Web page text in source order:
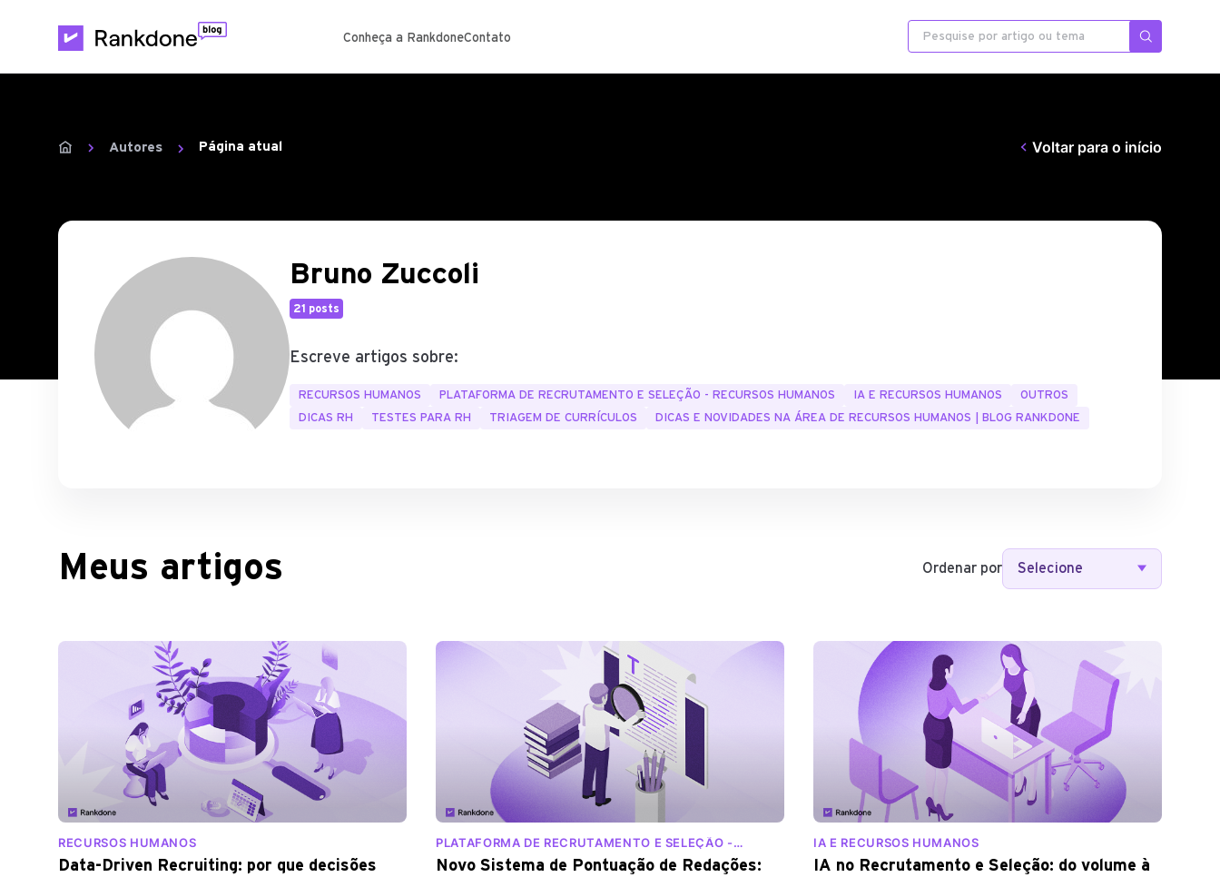
Conheça a RankdoneContato
Autores Página atual Voltar para o início
Bruno Zuccoli
21 posts
Escreve artigos sobre:
RECURSOS HUMANOS PLATAFORMA DE RECRUTAMENTO E SELEÇÃO - RECURSOS HUMANOS IA E RECURSOS HUMANOS
OUTROS
DICAS RH
TESTES PARA RH TRIAGEM DE CURRÍCULOS DICAS E NOVIDADES NA ÁREA DE RECURSOS HUMANOS | BLOG RANKDONE
Meus artigos Ordenar por Selecione
RECURSOS HUMANOS
Data-Driven Recruiting: por que decisões
PLATAFORMA DE RECRUTAMENTO E SELEÇÃO -
Novo Sistema de Pontuação de Redações:
IA E RECURSOS HUMANOS
IA no Recrutamento e Seleção: do volume à